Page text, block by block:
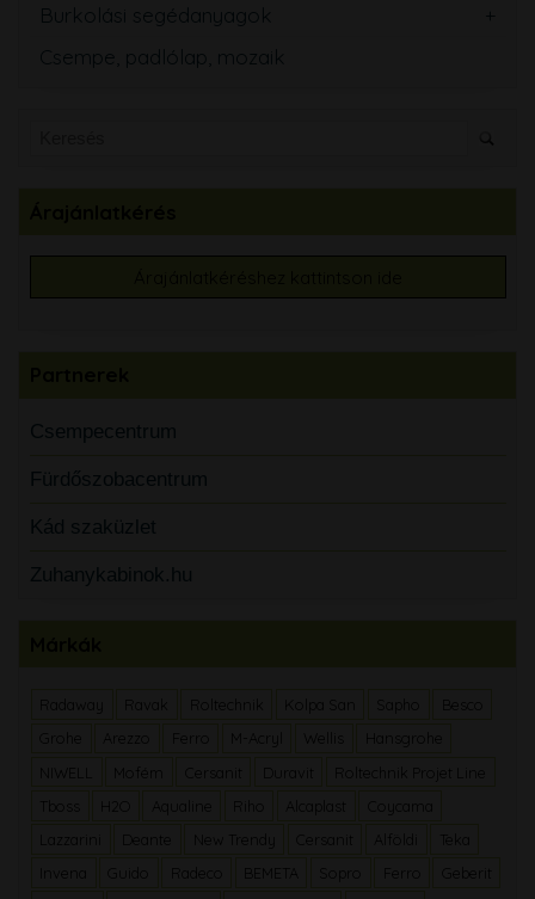
Burkolási segédanyagok
Csempe, padlólap, mozaik
Csempecentrum
Fürdőszobacentrum
Kád szaküzlet
Zuhanykabinok.hu
Roltechnik Kolpa San
Besco
Grohe
Arezzo Ferro M-Acryl Wellis
Hansgrohe
Mofém Cersanit Duravit
Roltechnik Projet Line
Tboss
H2O Aqualine Alcaplast
Deante New Trendy Cersanit Alföldi
Teka
Invena
Radeco BEMETA Ferro
Geberit